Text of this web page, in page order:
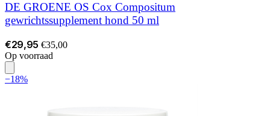
DE GROENE OS Cox Compositum
gewrichtssupplement hond 50 ml
€29,95 €35,00
Op voorraad
−18%